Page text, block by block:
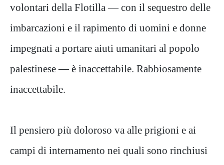
volontari della Flotilla — con il sequestro delle
imbarcazioni e il rapimento di uomini e donne
impegnati a portare aiuti umanitari al popolo
palestinese — è inaccettabile. Rabbiosamente
inaccettabile.
Il pensiero più doloroso va alle prigioni e ai
campi di internamento nei quali sono rinchiusi